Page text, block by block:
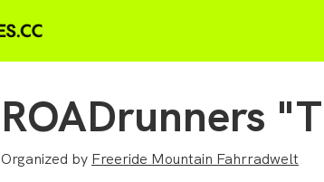
ROADrunners
Organized by Freeride Mountain Fahrradwelt